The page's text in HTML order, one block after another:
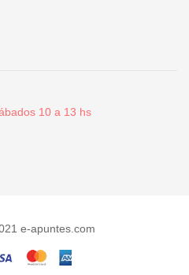
10 a 13 hs
e-apuntes.com